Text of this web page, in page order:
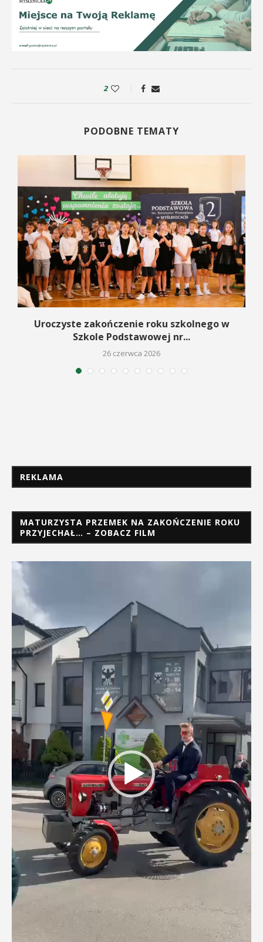
2
PODOBNE TEMATY
Uroczyste zakończenie roku szkolnego w
Szkole Podstawowej nr...
26 czerwca 2026
REKLAMA
MATURZYSTA PRZEMEK NA ZAKOŃCZENIE ROKU
PRZYJECHAŁ… – ZOBACZ FILM
Odtwarzacz